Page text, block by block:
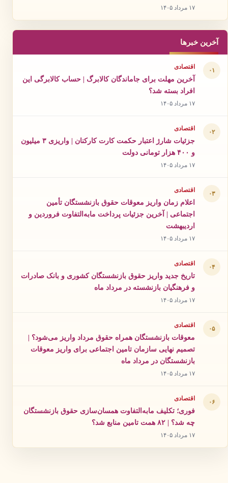
۱۷ مرداد ۱۴۰۵
آخرین خبرها
۰۱ اقتصادی
آخرین مهلت برای جاماندگان کالابرگ | حساب کالابرگی این
افراد بسته شد؟
۱۷ مرداد ۱۴۰۵
۰۲ اقتصادی
جزئیات شارژ اعتبار حکمت کارت کارکنان | واریزی ۳ میلیون
و ۴۰۰ هزار تومانی دولت
۱۷ مرداد ۱۴۰۵
۰۳ اقتصادی
اعلام زمان واریز معوقات حقوق بازنشستگان تأمین
اجتماعی | آخرین جزئیات پرداخت مابه‌التفاوت فروردین و
اردیبهشت
۱۷ مرداد ۱۴۰۵
۰۴ اقتصادی
تاریخ جدید واریز حقوق بازنشستگان کشوری و بانک صادرات
و فرهنگیان بازنشسته در مرداد ماه
۱۷ مرداد ۱۴۰۵
۰۵ اقتصادی
معوقات بازنشستگان همراه حقوق مرداد واریز می‌شود؟ |
تصمیم نهایی سازمان تامین اجتماعی برای واریز معوقات
بازنشستگان در مرداد ماه
۱۷ مرداد ۱۴۰۵
۰۶ اقتصادی
فوری؛ تکلیف مابه‌التفاوت همسان‌سازی حقوق بازنشستگان
چه شد؟ | ۸۲ همت تامین منابع شد؟
۱۷ مرداد ۱۴۰۵